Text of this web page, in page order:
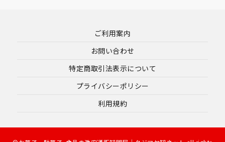
ご利用案内
お問い合わせ
特定商取引法表示について
プライバシーポリシー
利用規約